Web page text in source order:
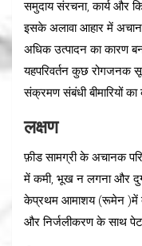
समुदाय संरचना, कार्य और
इसके अलावा आहार में
अधिक उत्पादन का कारण
यहपरिवर्तन कुछ रोगजनक
संक्रमण संबंधी बीमारियों
लक्षण
फ़ीड सामग्री के अचानक
में कमी, भूख न लगना और
केप्रथम आमाशय (रूमेन )में
और निर्जलीकरण के साथ पेट